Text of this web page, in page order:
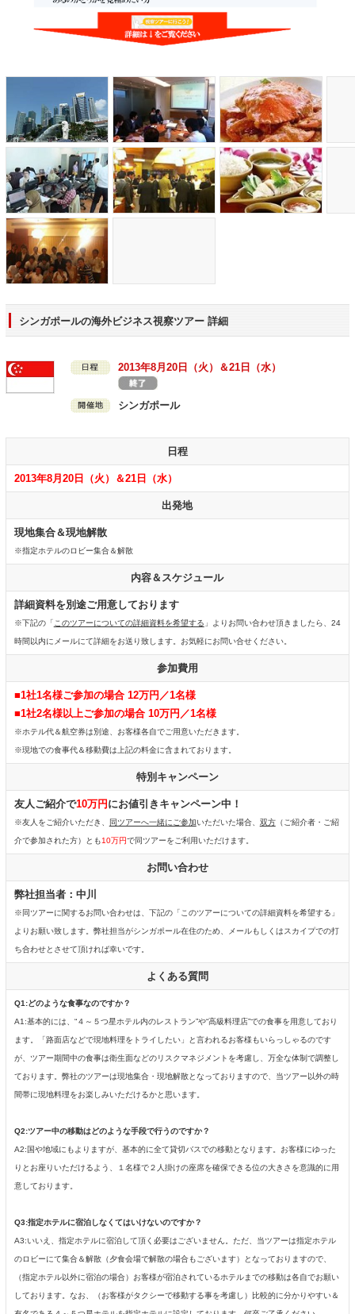
シンガポールの海外ビジネス視察ツアー 詳細
2013年8月20日（火）＆21日（水）
シンガポール
日程
2013年8月20日（火）＆21日（水）
出発地
現地集合＆現地解散
※指定ホテルのロビー集合＆解散
内容＆スケジュール
詳細資料を別途ご用意しております
※下記の「 このツアーについての詳細資料を希望する 」よりお問い合わせ頂きましたら、24
時間以内にメールにて詳細をお送り致します。お気軽にお問い合せください。
参加費用
■1社1名様ご参加の場合 12万円／1名様
■1社2名様以上ご参加の場合 10万円／1名様
※ホテル代＆航空券は別途、お客様各自でご用意いただきます。
※現地での食事代＆移動費は上記の料金に含まれております。
特別キャンペーン
友人ご紹介で10万円にお値引きキャンペーン中！
※友人をご紹介いただき、 同ツアーへ一緒にご参加いただいた場合、 双方（ご紹介者・ご紹
介で参加された方）とも10万円で同ツアーをご利用いただけます。
お問い合わせ
弊社担当者：中川
※同ツアーに関するお問い合わせは、下記の「このツアーについての詳細資料を希望する」
よりお願い致します。弊社担当がシンガポール在住のため、メールもしくはスカイプでの打
ち合わせとさせて頂ければ幸いです。
よくある質問
Q1:どのような食事なのですか？
A1:基本的には、“４～５つ星ホテル内のレストラン”や“高級料理店”での食事を用意しており
ます。「路面店などで現地料理をトライしたい」と言われるお客様もいらっしゃるのです
が、ツアー期間中の食事は衛生面などのリスクマネジメントを考慮し、万全な体制で調整し
ております。弊社のツアーは現地集合・現地解散となっておりますので、当ツアー以外の時
間帯に現地料理をお楽しみいただけるかと思います。
Q2:ツアー中の移動はどのような手段で行うのですか？
A2:国や地域にもよりますが、基本的に全て貸切バスでの移動となります。お客様にゆった
りとお座りいただけるよう、１名様で２人掛けの座席を確保できる位の大きさを意識的に用
意しております。
Q3:指定ホテルに宿泊しなくてはいけないのですか？
A3:いいえ、指定ホテルに宿泊して頂く必要はございません。ただ、当ツアーは指定ホテル
のロビーにて集合＆解散（夕食会場で解散の場合もございます）となっておりますので、
（指定ホテル以外に宿泊の場合）お客様が宿泊されているホテルまでの移動は各自でお願い
しております。なお、（お客様がタクシーで移動する事を考慮し）比較的に分かりやすい＆